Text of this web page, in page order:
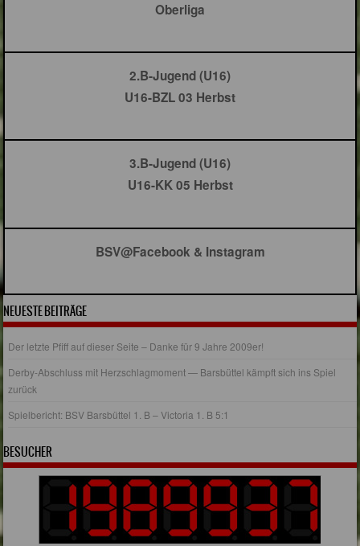
Oberliga
2.B-Jugend (U16)
U16-BZL 03 Herbst
3.B-Jugend (U16)
U16-KK 05 Herbst
BSV@Facebook & Instagram
NEUESTE BEITRÄGE
Der letzte Pfiff auf dieser Seite – Danke für 9 Jahre 2009er!
Derby-Abschluss mit Herzschlagmoment — Barsbüttel kämpft sich ins Spiel
zurück
Spielbericht: BSV Barsbüttel 1. B – Victoria 1. B 5:1
BESUCHER